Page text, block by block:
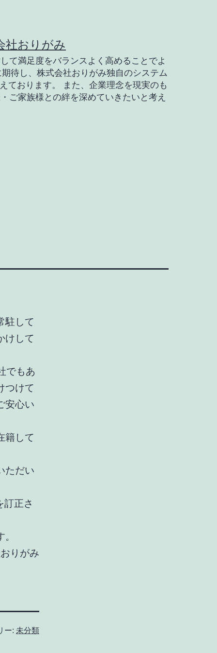
社おりがみ
て満足度をバランスよく高めることでよ
待し、株式会社おりがみ独自のシステム
ております。 また、企業理念を現実のも
ご家族様との絆を深めていきたいと考え
駐して
けして
でもあ
つけて
安心い
籍して
ただい
訂正さ
りがみ
ー: 未分類